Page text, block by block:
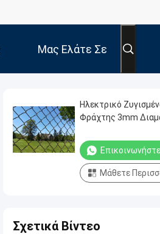
Μας Ελάτε Σε
Επαφή ΜεΗλεκτρικό
Φράχτης 3mm
Μάθετε
Σχετικά Βίντεο